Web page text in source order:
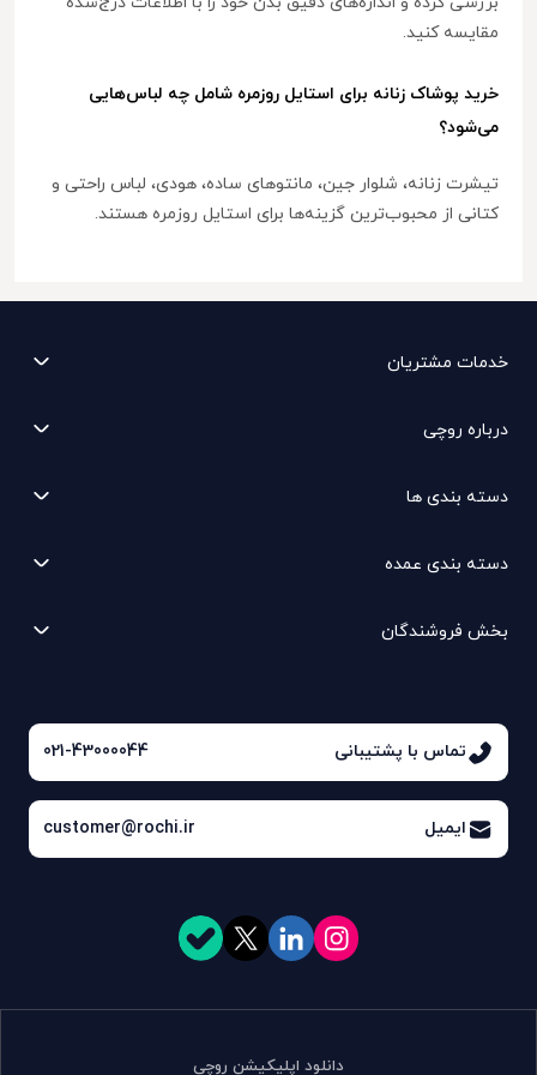
مقایسه کنید.
خرید پوشاک زنانه برای استایل روزمره شامل چه لباس‌هایی
می‌شود؟
تیشرت زنانه، شلوار جین، مانتوهای ساده، هودی، لباس راحتی و
کتانی از محبوب‌ترین گزینه‌ها برای استایل روزمره هستند.
خدمات مشتریان
درباره روچی
دسته بندی ها
دسته بندی عمده
بخش فروشندگان
تماس با پشتیبانی 021-43000044
ایمیل customer@rochi.ir
دانلود اپلیکیشن روچی